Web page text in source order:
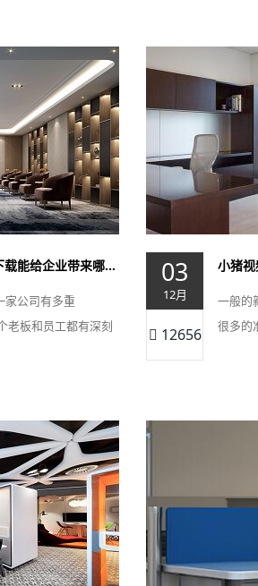
好的小猪视频app官方下载能给企业带来哪些好处
家公司有多重
板和员工都有深刻
03
12月
12656
小猪
一般
很多